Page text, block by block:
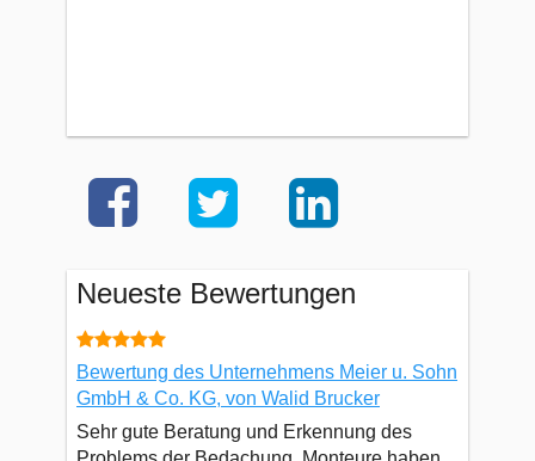
Neueste Bewertungen
Bewertung des Unternehmens Meier u. Sohn
GmbH & Co. KG, von Walid Brucker
Sehr gute Beratung und Erkennung des